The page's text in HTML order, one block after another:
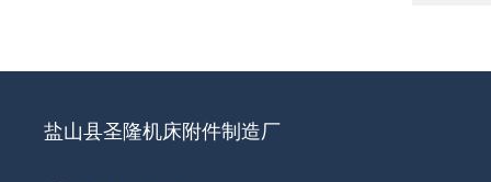
盐山县圣隆机床附件制造厂